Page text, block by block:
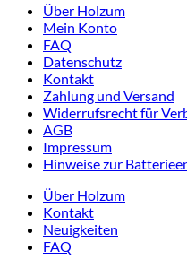
Über Holzum
Mein Konto
FAQ
Datenschutz
Kontakt
Zahlung und Versand
Widerrufsrecht für
AGB
Impressum
Hinweise zur
Über Holzum
Kontakt
Neuigkeiten
FAQ